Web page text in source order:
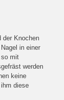
der Knochen
in einer
so mit
werden
keine
diese